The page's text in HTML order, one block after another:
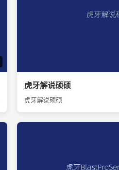
虎牙解说硕硕
虎牙解说硕硕